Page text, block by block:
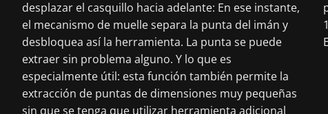
desplazar el casquillo hacia adelante: En ese instante,
el mecanismo de muelle separa la punta del imán y
desbloquea así la herramienta. La punta se puede
extraer sin problema alguno. Y lo que es
especialmente útil: esta función también permite la
extracción de puntas de dimensiones muy pequeñas
sin que se tenga que utilizar herramienta adicional